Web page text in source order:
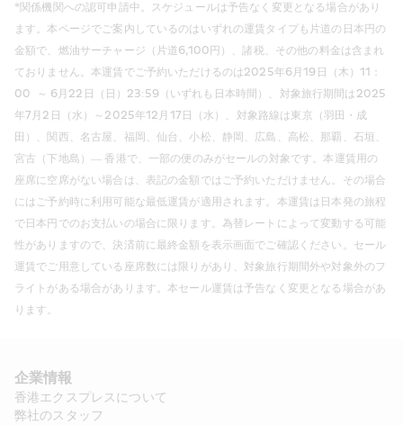
*関係機関への認可申請中。スケジュールは予告なく変更となる場合があり
ます。本ページでご案内しているのはいずれの運賃タイプも片道の日本円の
金額で、燃油サーチャージ（片道6,100円）、諸税、その他の料金は含まれ
ておりません。本運賃でご予約いただけるのは2025年6月19日（木）11：
00  ～ 6月22日（日）23:59（いずれも日本時間）、対象旅行期間は2025
年7月2日（水）～2025年12月17日（水）、対象路線は東京（羽田・成
田）、関西、名古屋、福岡、仙台、小松、静岡、広島、高松、那覇、石垣、
宮古（下地島）― 香港で、一部の便のみがセールの対象です。本運賃用の
座席に空席がない場合は、表記の金額ではご予約いただけません。その場合
にはご予約時に利用可能な最低運賃が適用されます。本運賃は日本発の旅程
で日本円でのお支払いの場合に限ります。為替レートによって変動する可能
性がありますので、決済前に最終金額を表示画面でご確認ください。セール
運賃でご用意している座席数には限りがあり、対象旅行期間外や対象外のフ
ライトがある場合があります。本セール運賃は予告なく変更となる場合があ
ります。
企業情報
香港エクスプレスについて
弊社のスタッフ